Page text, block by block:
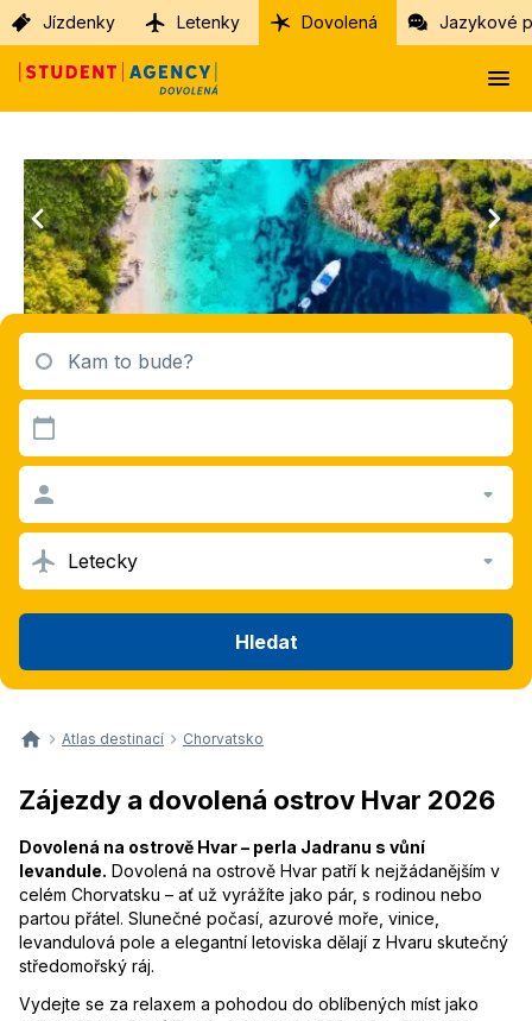
Jízdenky Letenky Dovolená Jazykové
Kam to bude?
Letecky
Hledat
Atlas destinací Chorvatsko
Zájezdy a dovolená ostrov Hvar 2026
Dovolená na ostrově Hvar – perla Jadranu s vůní
levandule. Dovolená na ostrově Hvar patří k nejžádanějším v
celém Chorvatsku – ať už vyrážíte jako pár, s rodinou nebo
partou přátel. Slunečné počasí, azurové moře, vinice,
levandulová pole a elegantní letoviska dělají z Hvaru skutečný
středomořský ráj.
Vydejte se za relaxem a pohodou do oblíbených míst jako